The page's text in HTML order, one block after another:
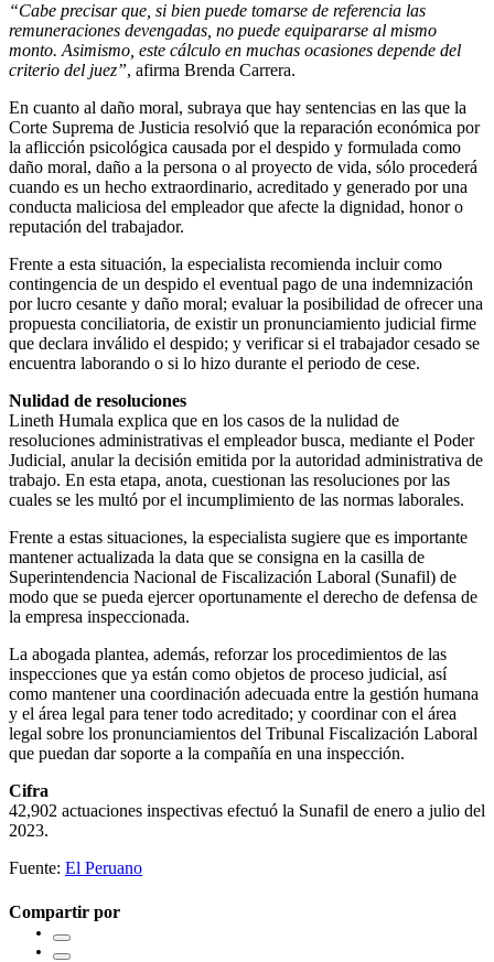
“Cabe precisar que, si bien puede tomarse de referencia las
remuneraciones devengadas, no puede equipararse al mismo
monto. Asimismo, este cálculo en muchas ocasiones depende del
criterio del juez”, afirma Brenda Carrera.
En cuanto al daño moral, subraya que hay sentencias en las que la
Corte Suprema de Justicia resolvió que la reparación económica por
la aflicción psicológica causada por el despido y formulada como
daño moral, daño a la persona o al proyecto de vida, sólo procederá
cuando es un hecho extraordinario, acreditado y generado por una
conducta maliciosa del empleador que afecte la dignidad, honor o
reputación del trabajador.
Frente a esta situación, la especialista recomienda incluir como
contingencia de un despido el eventual pago de una indemnización
por lucro cesante y daño moral; evaluar la posibilidad de ofrecer una
propuesta conciliatoria, de existir un pronunciamiento judicial firme
que declara inválido el despido; y verificar si el trabajador cesado se
encuentra laborando o si lo hizo durante el periodo de cese.
Nulidad de resoluciones
Lineth Humala explica que en los casos de la nulidad de
resoluciones administrativas el empleador busca, mediante el Poder
Judicial, anular la decisión emitida por la autoridad administrativa de
trabajo. En esta etapa, anota, cuestionan las resoluciones por las
cuales se les multó por el incumplimiento de las normas laborales.
Frente a estas situaciones, la especialista sugiere que es importante
mantener actualizada la data que se consigna en la casilla de
Superintendencia Nacional de Fiscalización Laboral (Sunafil) de
modo que se pueda ejercer oportunamente el derecho de defensa de
la empresa inspeccionada.
La abogada plantea, además, reforzar los procedimientos de las
inspecciones que ya están como objetos de proceso judicial, así
como mantener una coordinación adecuada entre la gestión humana
y el área legal para tener todo acreditado; y coordinar con el área
legal sobre los pronunciamientos del Tribunal Fiscalización Laboral
que puedan dar soporte a la compañía en una inspección.
Cifra
42,902 actuaciones inspectivas efectuó la Sunafil de enero a julio del
2023.
Fuente: El Peruano
Compartir por